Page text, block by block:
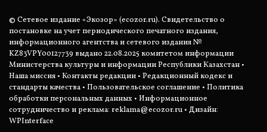
© Сетевое издание «Экозор» (ecozor.ru). Свидетельство о
постановке на учет периодического печатного издания,
информационного агентства и сетевого издания №
KZ83VPY00127739 выдано 22.08.2025 комитетом информации
Министерства культуры и информации Республики Казахстан •
Наша миссия • Контакты редакции • Редакционный кодекс и
стандарты качества • Пользовательское соглашение • Политика
обработки персональных данных • Информационное
сотрудничество и реклама: reklama@ecozor.ru • Дизайн:
WPInterface